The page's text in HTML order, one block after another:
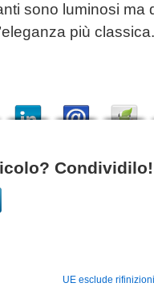
sono luminosi
più classica.
Condividilo!
UE esclude